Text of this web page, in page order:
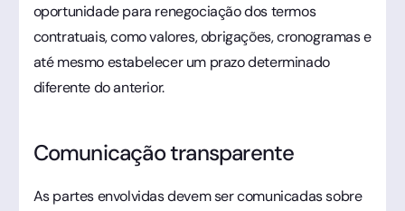
oportunidade para renegociação dos termos
contratuais, como valores, obrigações, cronogramas e
até mesmo estabelecer um prazo determinado
diferente do anterior.
Comunicação transparente
As partes envolvidas devem ser comunicadas sobre